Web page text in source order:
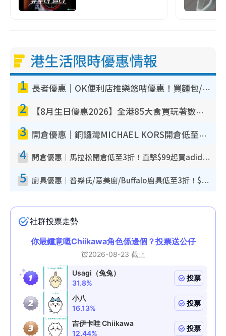
港生活限時優惠情報
1 長者優惠｜OK便利店推樂悠咭優惠！買麵包/牛奶/保健品拍卡即減
2 【8月生日優惠2026】全港85大食買玩著數攻略 自助餐/火鍋放題同行免費＋誠品/DONKI送現金券
3 開倉優惠｜銅鑼灣MICHAEL KORS開倉低至17折！直擊$500起買手袋/銀包/鞋款 必買經典Jet Set系列
4 開倉優惠｜馬拉松開倉低至3折！直擊$99起買adidas／New Balance／Puma鞋款 STANLEY保溫杯劈價至$119起
5 廚具優惠｜普樂氏/意美廚/Buffalo廚具低至3折！$89起買煎鍋／炒鑊／個人鍋 同場小家電激減至$99起